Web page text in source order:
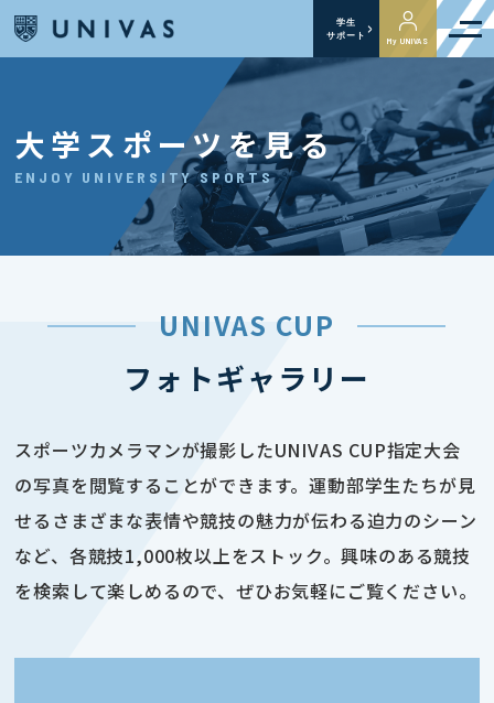
学生
サポート
My UNIVAS
大学スポーツを見る
ENJOY UNIVERSITY SPORTS
UNIVAS CUP
フォトギャラリー
スポーツカメラマンが撮影したUNIVAS CUP指定大会
の写真を閲覧することができます。運動部学生たちが見
せるさまざまな表情や競技の魅力が伝わる迫力のシーン
など、各競技1,000枚以上をストック。興味のある競技
を検索して楽しめるので、ぜひお気軽にご覧ください。